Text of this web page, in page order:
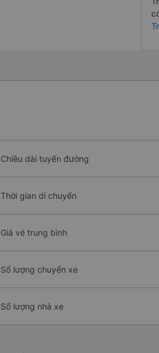
Chiều dài tuyến đường
Thời gian di chuyển
Giá vé trung bình
Số lượng chuyến xe
Số lượng nhà xe